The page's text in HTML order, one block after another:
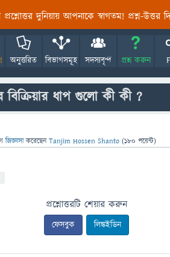
প্রশ্নোত্তর দুনিয়ায় আপনাকে স্বাগতম! প্রশ্ন-উত্তর
অনুত্তরিত বিভাগসমূহ সদস্যবৃন্দ প্রশ্ন করুন
বিক্রিয়ার ধাপ গুলো কী কী ?
জিজ্ঞাসাকরেছেনTanjim Hossen Shanto (180 পয়েন্ট)
প্রশ্নোত্তরটি শেয়ার করুন
ফেসবুক লিঙ্কইডিন